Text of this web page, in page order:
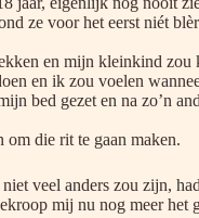
ze voor het eerst niét
en mijn kleinkind
en ik zou voelen
bed gezet en na zo’n
die rit te gaan maken.
veel anders zou zijn,
mij nu nog meer het